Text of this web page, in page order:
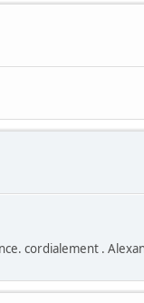
cordialement .